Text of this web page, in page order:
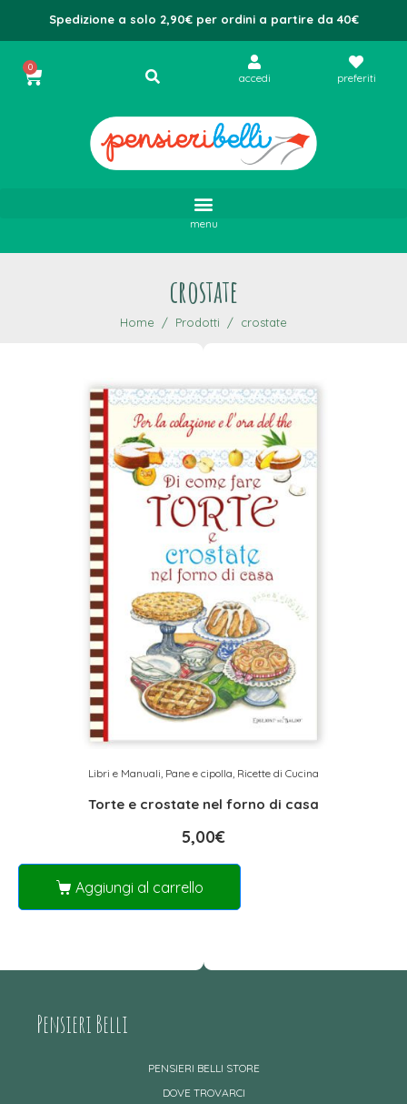
Spedizione a solo 2,90€ per ordini a partire da 40€
0
accedi preferiti
menu
crostate
Home Prodotti crostate
Libri e Manuali, Pane e cipolla, Ricette di Cucina
Torte e crostate nel forno di casa
5,00€
Aggiungi al carrello
Pensieri Belli
PENSIERI BELLI STORE
DOVE TROVARCI